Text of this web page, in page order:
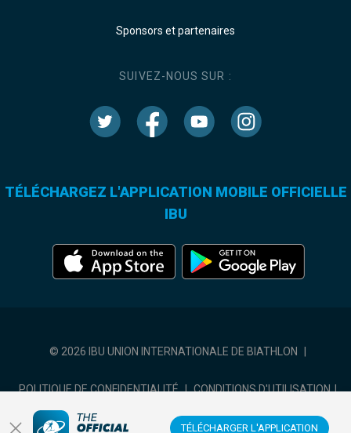
TÉLÉCHARGER L'APPLICATION
Sponsors et partenaires
SUIVEZ-NOUS SUR :
TÉLÉCHARGEZ L'APPLICATION MOBILE OFFICIELLE
IBU
© 2026 IBU UNION INTERNATIONALE DE BIATHLON
POLITIQUE DE CONFIDENTIALITÉ | CONDITIONS D'UTILISATION |
COOKIES SETTINGS